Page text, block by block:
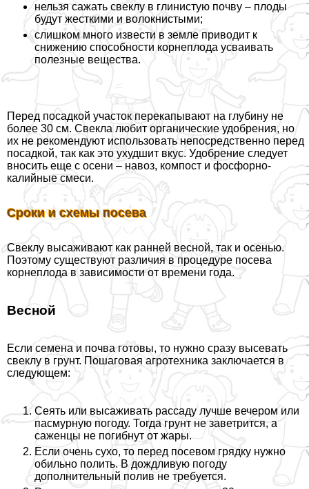
нельзя сажать свеклу в глинистую почву – плоды
будут жесткими и волокнистыми;
слишком много извести в земле приводит к
снижению способности корнеплода усваивать
полезные вещества.
Перед посадкой участок перекапывают на глубину не
более 30 см. Свекла любит органические удобрения, но
их не рекомендуют использовать непосредственно перед
посадкой, так как это ухудшит вкус. Удобрение следует
вносить еще с осени – навоз, компост и фосфорно-
калийные смеси.
Сроки и схемы посева
Свеклу высаживают как ранней весной, так и осенью.
Поэтому существуют различия в процедуре посева
корнеплода в зависимости от времени года.
Весной
Если семена и почва готовы, то нужно сразу высевать
свеклу в грунт. Пошаговая агротехника заключается в
следующем:
Сеять или высаживать рассаду лучше вечером или
пасмурную погоду. Тогда грунт не заветрится, а
саженцы не погибнут от жары.
Если очень сухо, то перед посевом грядку нужно
обильно полить. В дождливую погоду
дополнительный полив не требуется.